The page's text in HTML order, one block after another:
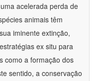
acelerada perda de
animais têm
iminente extinção,
ex situ para
como a formação dos
sentido, a conservação